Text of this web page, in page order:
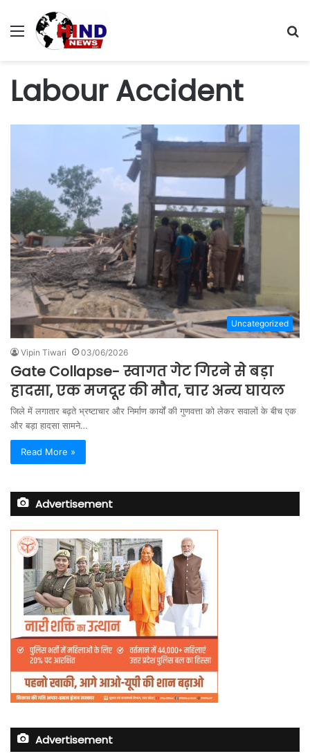
Menu
Labour Accident
Uncategorized
Vipin Tiwari 03/06/2026
Gate Collapse- स्वागत गेट गिरने से बड़ा
हादसा, एक मजदूर की मौत, चार अन्य घायल
जिले में लगातार बढ़ते भ्रष्टाचार और निर्माण कार्यों की गुणवत्ता को लेकर सवालों के बीच एक
और बड़ा हादसा सामने…
Read More »
Advertisement
Advertisement